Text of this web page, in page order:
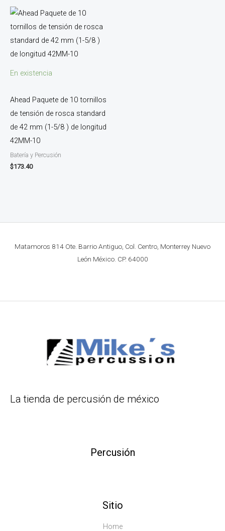
En existencia
Ahead Paquete de 10 tornillos
de tensión de rosca standard
de 42 mm (1-5/8 ) de longitud
42MM-10
Batería y Percusión
$173.40
Matamoros 814 Ote. Barrio Antiguo, Col. Centro, Monterrey Nuevo
León México. CP. 64000
La tienda de percusión de méxico
Percusión
Sitio
Home